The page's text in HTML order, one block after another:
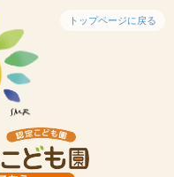
トップページに戻る